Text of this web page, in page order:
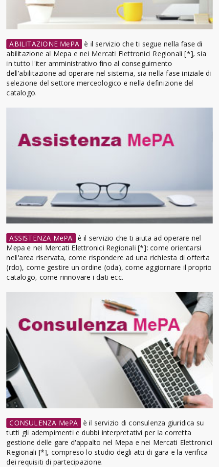
ABILITAZIONE MePA è il servizio che ti segue nella fase di
abilitazione al Mepa e nei Mercati Elettronici Regionali [*], sia
in tutto l'iter amministrativo fino al conseguimento
dell'abilitazione ad operare nel sistema, sia nella fase iniziale di
selezione del settore merceologico e nella definizione del
catalogo.
ASSISTENZA MePA è il servizio che ti aiuta ad operare nel
Mepa e nei Mercati Elettronici Regionali [*]: come orientarsi
nell'area riservata, come rispondere ad una richiesta di offerta
(rdo), come gestire un ordine (oda), come aggiornare il proprio
catalogo, come rinnovare i dati ecc.
CONSULENZA MePA è il servizio di consulenza giuridica su
tutti gli adempimenti e dubbi interpretativi per la corretta
gestione delle gare d'appalto nel Mepa e nei Mercati Elettronici
Regionali [*], compreso lo studio degli atti di gara e la verifica
dei requisiti di partecipazione.